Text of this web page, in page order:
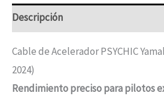
Descripción
Cable de Acelerador PSYCHIC
2024)
Rendimiento preciso para pilotos